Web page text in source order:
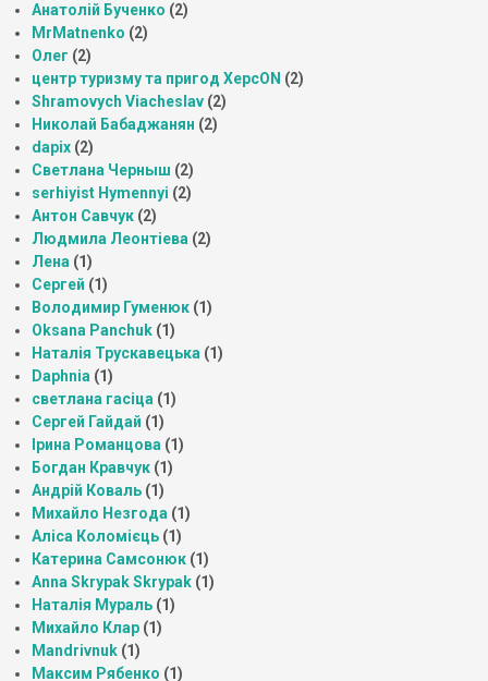
Анатолій Бученко (2)
MrMatnenko (2)
Олег (2)
центр туризму та пригод ХерсON (2)
Shramovych Viacheslav (2)
Николай Бабаджанян (2)
dapix (2)
Светлана Черныш (2)
serhiyist Hymennyi (2)
Антон Савчук (2)
Людмила Леонтіева (2)
Лена (1)
Сергей (1)
Володимир Гуменюк (1)
Oksana Panchuk (1)
Наталія Трускавецька (1)
Daphnia (1)
светлана гасіца (1)
Сергей Гайдай (1)
Ірина Романцова (1)
Богдан Кравчук (1)
Андрій Коваль (1)
Михайло Незгода (1)
Аліса Коломієць (1)
Катерина Самсонюк (1)
Anna Skrypak Skrypak (1)
Наталія Мураль (1)
Михайло Клар (1)
Mandrivnuk (1)
Максим Рябенко (1)